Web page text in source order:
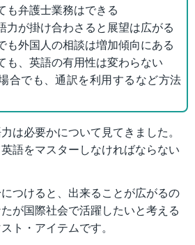
も弁護士業務はできる
力が掛け合わさると展望は広がる
も外国人の相談は増加傾向にある
も、英語の有用性は変わらない
合でも、通訳を利用するなど方法
は必要かについて見てきました。
語をマスターしなければならない
つけると、出来ることが広がるの
が国際社会で活躍したいと考える
ト・アイテムです。